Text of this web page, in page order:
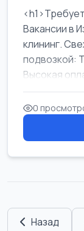
Вакансии в
клининг.
подвозкой:
Высокая
...
0
Назад